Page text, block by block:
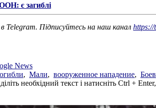
є загиблі
в Telegram. Підписуйтесь на наш канал https://
News
, Мали, вооруженное нападение,
необхідний текст і натисніть Ctrl +